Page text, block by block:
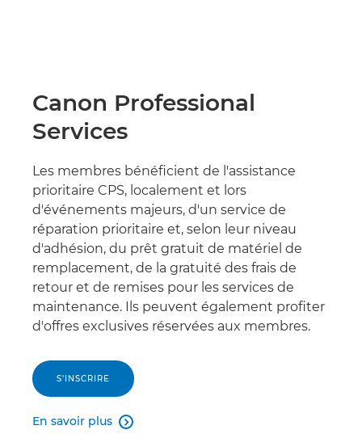
Canon Professional
Services
Les membres bénéficient de l'assistance
prioritaire CPS, localement et lors
d'événements majeurs, d'un service de
réparation prioritaire et, selon leur niveau
d'adhésion, du prêt gratuit de matériel de
remplacement, de la gratuité des frais de
retour et de remises pour les services de
maintenance. Ils peuvent également profiter
d'offres exclusives réservées aux membres.
S'INSCRIRE
En savoir plus 